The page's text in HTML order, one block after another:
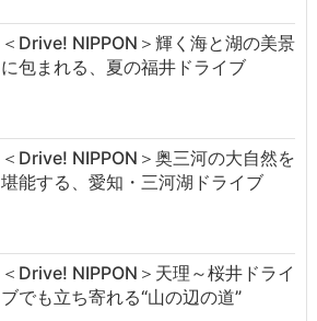
＜Drive! NIPPON＞輝く海と湖の美景
に包まれる、夏の福井ドライブ
＜Drive! NIPPON＞奥三河の大自然を
堪能する、愛知・三河湖ドライブ
＜Drive! NIPPON＞天理～桜井ドライ
ブでも立ち寄れる“山の辺の道”